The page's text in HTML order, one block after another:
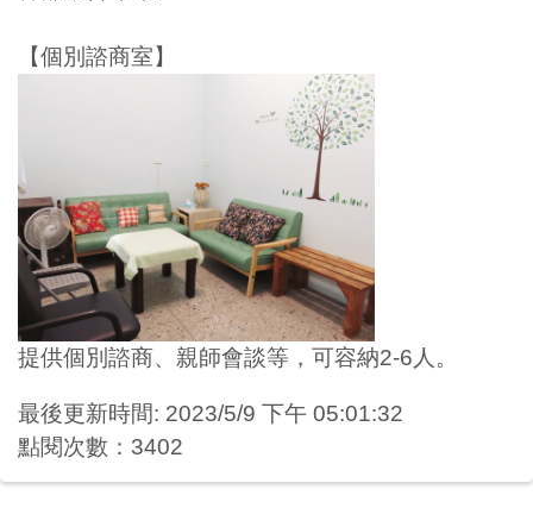
【個別諮商室】
提供個別諮商、親師會談等，可容納2-6人。
最後更新時間: 2023/5/9 下午 05:01:32
點閱次數：3402